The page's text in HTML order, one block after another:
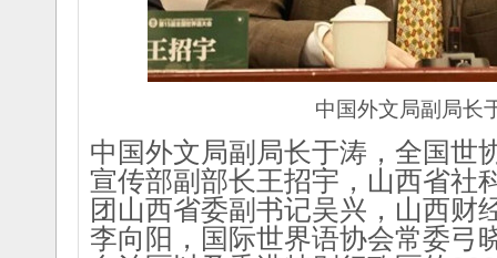
中国外文局副局长
中国外文局副局长于涛，全国世
宣传部副部长王招宇，山西省社
团山西省委副书记吴兴，山西财
李向阳，国际世界语协会常委弓